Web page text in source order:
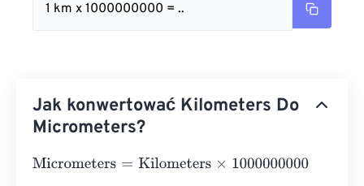
1 km x 1000000000 = ..
Jak konwertować Kilometers Do
Micrometers?
Micrometers=Kilometers×1000000000